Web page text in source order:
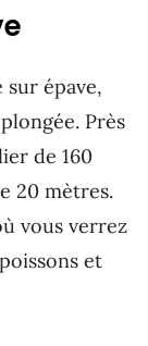
sur épave,
Près
de 160
20 mètres.
vous verrez
et